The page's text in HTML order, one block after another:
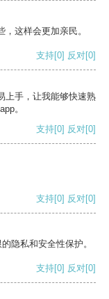
这样会更加亲民。
支持[0] 反对[0]
上手，让我能够快速熟
。
支持[0] 反对[0]
支持[0] 反对[0]
隐私和安全性保护。
支持[0] 反对[0]